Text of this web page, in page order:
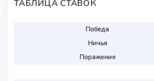
ТАБЛИЦА СТАВОК
Победа
Ничья
Поражение